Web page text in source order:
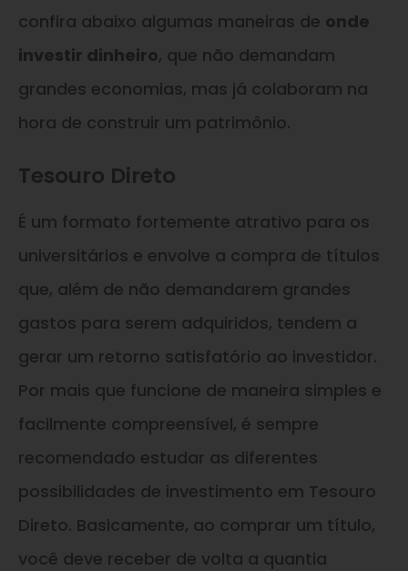
confira abaixo algumas maneiras de onde
investir dinheiro, que não demandam
grandes economias, mas já colaboram na
hora de construir um patrimônio.
Tesouro Direto
É um formato fortemente atrativo para os
universitários e envolve a compra de títulos
que, além de não demandarem grandes
gastos para serem adquiridos, tendem a
gerar um retorno satisfatório ao investidor.
Por mais que funcione de maneira simples e
facilmente compreensível, é sempre
recomendado estudar as diferentes
possibilidades de investimento em Tesouro
Direto. Basicamente, ao comprar um título,
você deve receber de volta a quantia